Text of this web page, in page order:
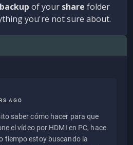
of your share folder
you're not sure about.
AGO
saber cómo hacer para que
el vídeo por HDMI en PC, hace
tiempo estoy buscando la